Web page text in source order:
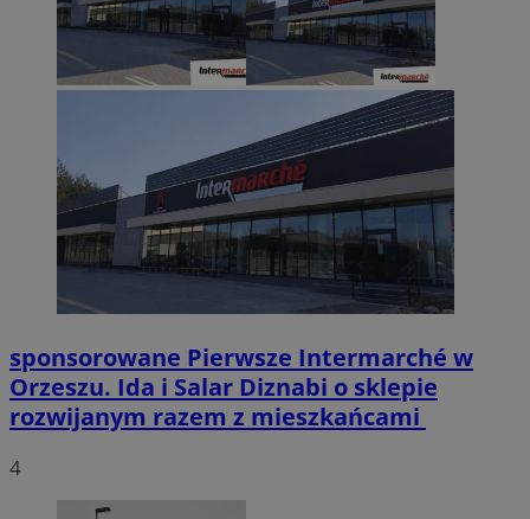
sponsorowane Pierwsze Intermarché w
Orzeszu. Ida i Salar Diznabi o sklepie
rozwijanym razem z mieszkańcami
4